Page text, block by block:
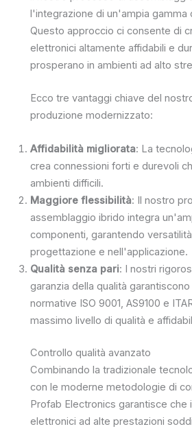
l'integrazione di un'ampia gamma
Questo approccio ci consente di
elettronici altamente affidabili e
prosperano in ambienti ad alto
Ecco tre vantaggi chiave del
produzione modernizzato:
Affidabilità migliorata: La
crea connessioni forti e durevoli
ambienti difficili.
Maggiore flessibilità: Il nostro
assemblaggio ibrido integra
componenti, garantendo
progettazione e nell'applicazione.
Qualità senza pari: I nostri
garanzia della qualità
normative ISO 9001, AS9100 e
massimo livello di qualità e
Controllo qualità avanzato
Combinando la tradizionale
con le moderne metodologie di
Profab Electronics garantisce che
elettronici ad alte prestazioni